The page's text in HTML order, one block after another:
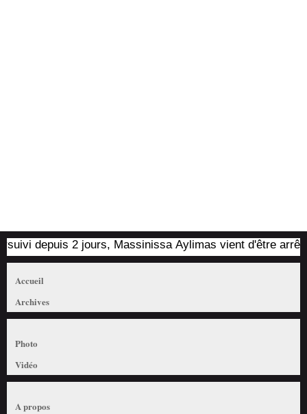
depuis 2 jours, Massinissa Aylimas vient d'être arrêté
Accueil
Archives
Photo
Vidéo
A propos